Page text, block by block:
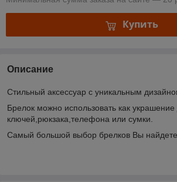
Купить
Описание
Стильный аксессуар с уникальным
Брелок можно использовать как украшение
ключей,рюкзака,телефона или сумки.
Самый большой выбор брелков Вы